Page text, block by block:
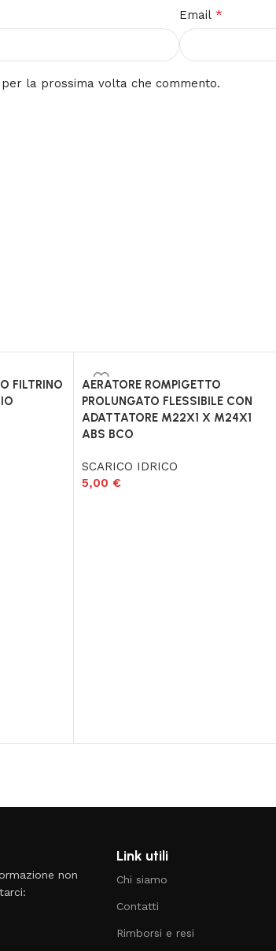
Email *
la prossima volta che commento.
FILTRINO
AERATORE ROMPIGETTO
PROLUNGATO FLESSIBILE CON
ADATTATORE M22X1 X M24X1
ABS BCO
SCARICO IDRICO
5,00 €
non
Link utili
Chi siamo
Contatti
Rimborsi e resi